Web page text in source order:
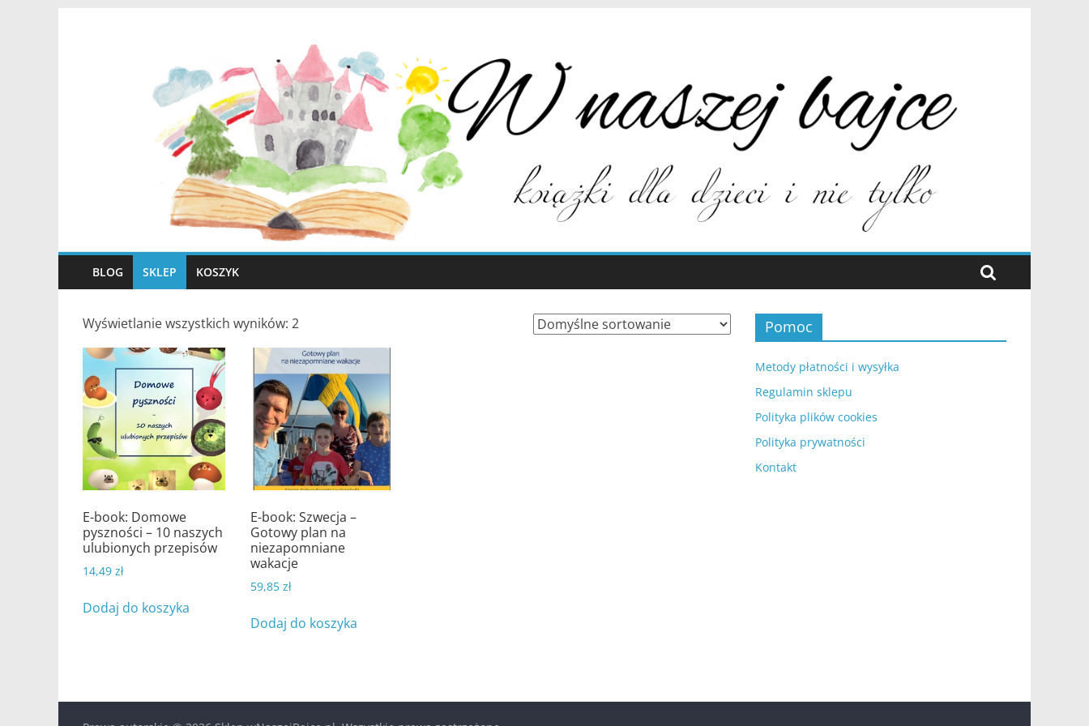
wNaszejBajce.pl
BLOG SKLEP KOSZYK
Wyświetlanie wszystkich wyników: 2
E-book: Domowe
pyszności – 10 naszych
ulubionych przepisów
14,49 zł
Dodaj do koszyka
E-book: Szwecja –
Gotowy plan na
niezapomniane
wakacje
59,85 zł
Dodaj do koszyka
Pomoc
Metody płatności i wysyłka
Regulamin sklepu
Polityka plików cookies
Polityka prywatności
Kontakt